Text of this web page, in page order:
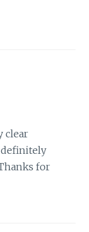
clear
definitely
for